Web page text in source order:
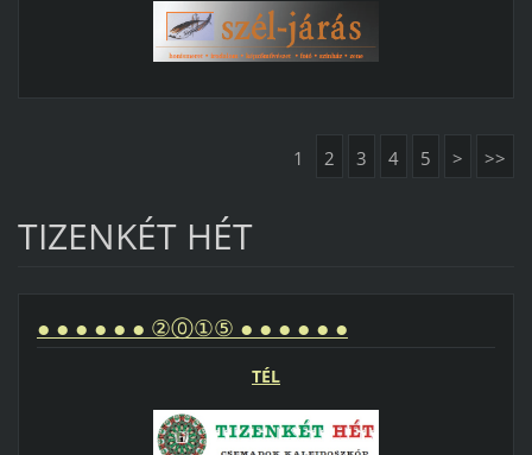
1 2 3 4 5 > >>
TIZENKÉT HÉT
● ● ● ● ● ● ②⓪①⑤ ● ● ● ● ● ●
TÉL